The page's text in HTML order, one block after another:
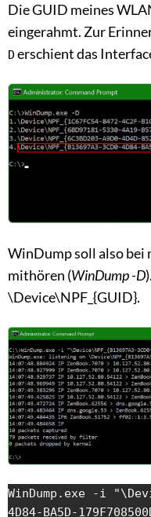
Die GUID meines
eingerahmt. Zur
D erschient das
WinDump soll also bei
mithören (WinDump -D
\Device\NPF_{GUID}.
WinDump.exe -i
4D84-BA5D-